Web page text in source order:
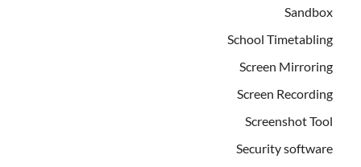
Sandbox
School Timetabling
Screen Mirroring
Screen Recording
Screenshot Tool
Security software